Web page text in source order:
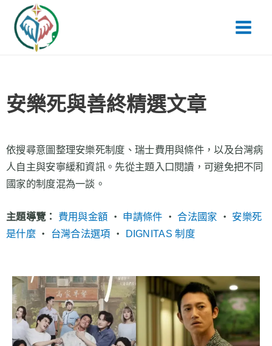
Menu
安樂死與善終精選文章
依搜尋意圖整理安樂死制度、瑞士費用與條件，以及台灣病
人自主與安寧緩和資訊。先從主題入口閱讀，可避免把不同
國家的制度混為一談。
主題導覽： 費用與金額 ・ 申請條件 ・合法國家 ・ 安樂死
是什麼・ 台灣合法選項 ・ DIGNITAS 制度
頁
面
頁
面
頁
面
頁
面
頁
面
頁
面
頁
面
頁
面
頁
面